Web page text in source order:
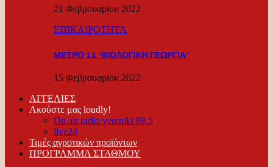
21 Φεβρουαρίου 2022
ΕΠΙΚΑΙΡΟΤΗΤΑ
ΜΕΤΡΟ 11 ‘ΒΙΟΛΟΓΙΚΗ ΓΕΩΡΓΙΑ’
15 Φεβρουαρίου 2022
ΑΓΓΕΛΙΕΣ
Ακούστε μας loudly!
On air radio vereniki 89.5
live24
Τιμές αγροτικών προϊόντων
ΠΡΟΓΡΑΜΜΑ ΣΤΑΘΜΟΥ